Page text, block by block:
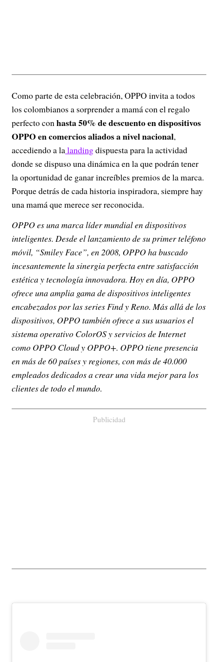
Como parte de esta celebración, OPPO invita a todos
los colombianos a sorprender a mamá con el regalo
perfecto conhasta 50% de descuento en dispositivos
OPPO en comercios aliados a nivel nacional,
accediendo a lalandingdispuesta para la actividad
donde se dispuso una dinámica en la que podrán tener
la oportunidad de ganar increíbles premios de la marca.
Porque detrás de cada historia inspiradora, siempre hay
una mamá que merece ser reconocida.
OPPO es una marca líder mundial en dispositivos
inteligentes. Desde el lanzamiento de su primer teléfono
móvil, “Smiley Face”, en 2008, OPPO ha buscado
incesantemente la sinergia perfecta entre satisfacción
estética y tecnología innovadora. Hoy en día, OPPO
ofrece una amplia gama de dispositivos inteligentes
encabezados por las series Find y Reno. Más allá de los
dispositivos, OPPO también ofrece a sus usuarios el
sistema operativo ColorOS y servicios de Internet
como OPPO Cloud y OPPO+. OPPO tiene presencia
en más de 60 países y regiones, con más de 40.000
empleados dedicados a crear una vida mejor para los
clientes de todo el mundo.
Publicidad